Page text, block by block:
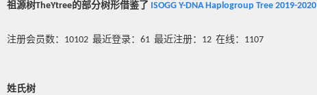
祖源树TheYtree的部分树形借鉴了 ISOGG Y-DNA Haplogroup Tree 2019-2020
注册会员数：10102 最近登录：61 最近注册：12 在线：1107
姓氏树